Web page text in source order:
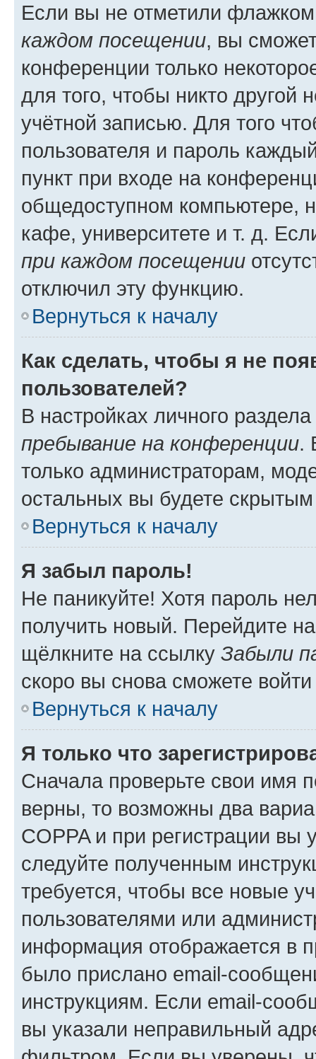
Если вы не отметили
каждом посещении, вы
конференции только
для того, чтобы никто другой
учётной записью. Для того
пользователя и пароль
пункт при входе на
общедоступном компьютере,
кафе, университете и т. д.
при каждом посещении
отключил эту функцию.
Вернуться к началу
Как сделать, чтобы я не
пользователей?
В настройках личного
пребывание на конференции.
только администраторам,
остальных вы будете
Вернуться к началу
Я забыл пароль!
Не паникуйте! Хотя пароль
получить новый. Перейдите
щёлкните на ссылку Забыли
скоро вы снова сможете
Вернуться к началу
Я только что
Сначала проверьте свои имя
верны, то возможны два
COPPA и при регистрации вы
следуйте полученным
требуется, чтобы все новые
пользователями или
информация отображается в
было прислано email-
инструкциям. Если email-
вы указали неправильный